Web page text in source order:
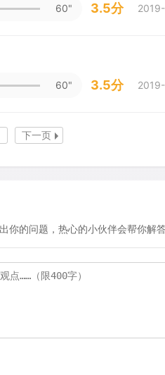
60" 3.5分
60" 3.5分
下一页
你的问题，热心的小伙伴会帮你解